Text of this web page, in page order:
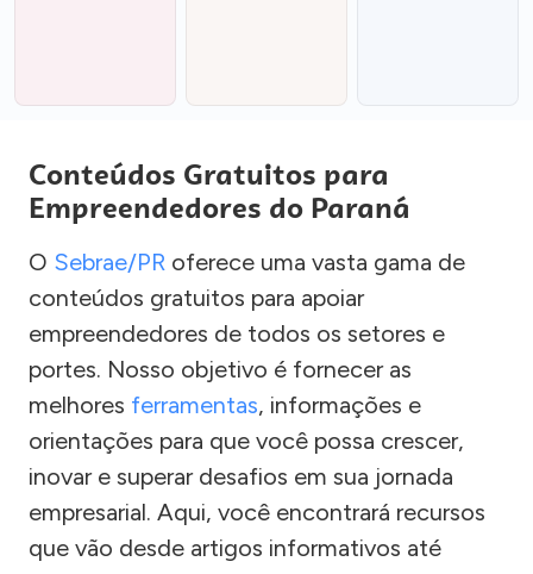
Conteúdos Gratuitos para
Empreendedores do Paraná
O Sebrae/PR oferece uma vasta gama de
conteúdos gratuitos para apoiar
empreendedores de todos os setores e
portes. Nosso objetivo é fornecer as
melhores ferramentas, informações e
orientações para que você possa crescer,
inovar e superar desafios em sua jornada
empresarial. Aqui, você encontrará recursos
que vão desde artigos informativos até